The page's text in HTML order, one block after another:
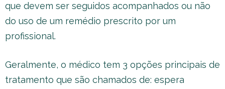
que devem ser seguidos acompanhados ou não
do uso de um remédio prescrito por um
profissional.
Geralmente, o médico tem 3 opções principais de
tratamento que são chamados de: espera